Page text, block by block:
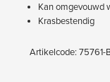
Kan omgevouwd
Krasbestendig
Artikelcode: 75761-